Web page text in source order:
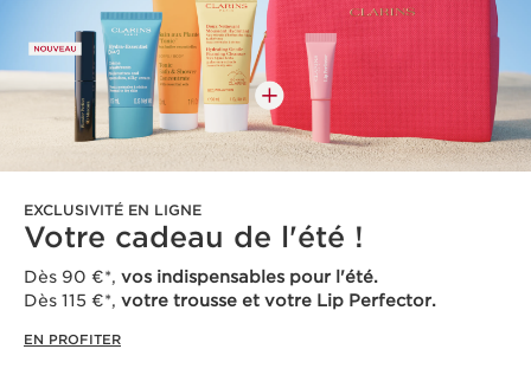
EXCLUSIVITÉ EN LIGNE
Votre cadeau de l'été !
Dès 90 €*, vos indispensables pour l'été.
Dès 115 €*, votre trousse et votre Lip Perfector.
EN PROFITER